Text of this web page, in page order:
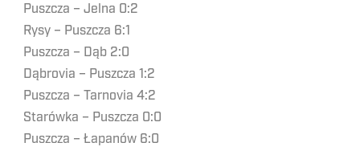
Puszcza – Jelna 0:2
Rysy – Puszcza 6:1
Puszcza – Dąb 2:0
Dąbrovia – Puszcza 1:2
Puszcza – Tarnovia 4:2
Starówka – Puszcza 0:0
Puszcza – Łapanów 6:0